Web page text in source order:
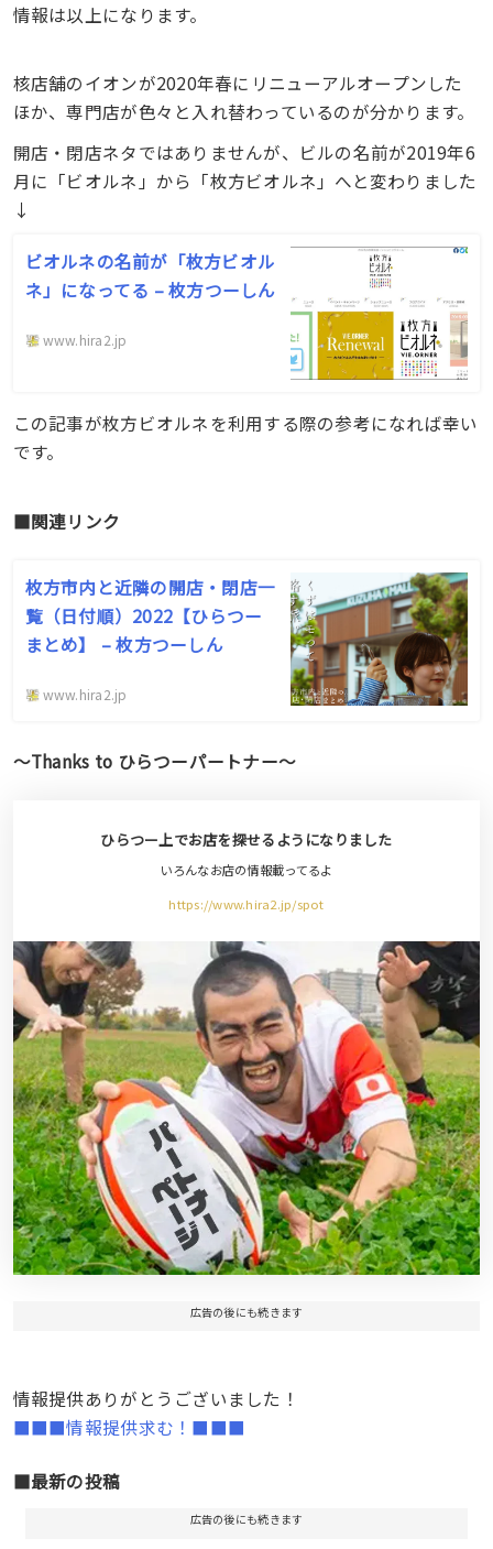
情報は以上になります。
核店舗のイオンが2020年春にリニューアルオープンした
ほか、専門店が色々と入れ替わっているのが分かります。
開店・閉店ネタではありませんが、ビルの名前が2019年6
月に「ビオルネ」から「枚方ビオルネ」へと変わりました
↓
ビオルネの名前が「枚方ビオル
ネ」になってる – 枚方つーしん
www.hira2.jp
この記事が枚方ビオルネを利用する際の参考になれば幸い
です。
■関連リンク
枚方市内と近隣の開店・閉店一
覧（日付順）2022【ひらつー
まとめ】 – 枚方つーしん
www.hira2.jp
〜Thanks to ひらつーパートナー〜
ひらつー上でお店を探せるようになりました
いろんなお店の情報載ってるよ
https://www.hira2.jp/spot
広告の後にも続きます
情報提供ありがとうございました！
■■■情報提供求む！■■■
■最新の投稿
広告の後にも続きます